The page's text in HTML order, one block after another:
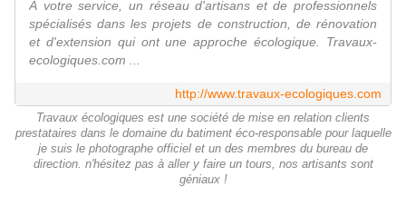
À votre service, un réseau d'artisans et de professionnels
spécialisés dans les projets de construction, de rénovation
et d'extension qui ont une approche écologique. Travaux-
ecologiques.com ...
http://www.travaux-ecologiques.com
Travaux écologiques est une société de mise en relation clients
prestataires dans le domaine du batiment éco-responsable pour laquelle
je suis le photographe officiel et un des membres du bureau de
direction. n'hésitez pas à aller y faire un tours, nos artisants sont
géniaux !